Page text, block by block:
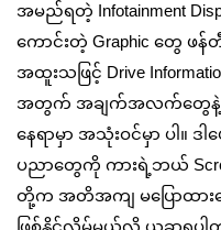
အမည်ရတဲ့ Infotainment
ကောင်းတဲ့ Graphic တွေ ဖန်တီ
အထူးသဖြင့် Drive
အတွက် အချက်အလက်တွေနဲ့
နေရာမှာ အသုံးဝင်မှာ ပါ။
ပညာတွေကို ကားရဲ့ဘယ်
တို့က အတိအကျ မပြောထားသေ